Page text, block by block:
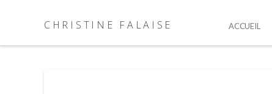
CHRISTINE FALAISE ACCUEIL